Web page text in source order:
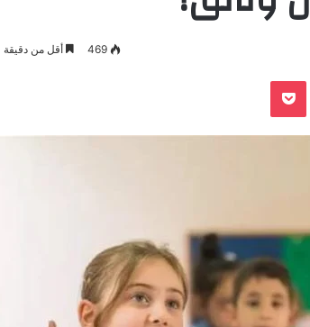
469 أقل من دقيقة
‫Pocket